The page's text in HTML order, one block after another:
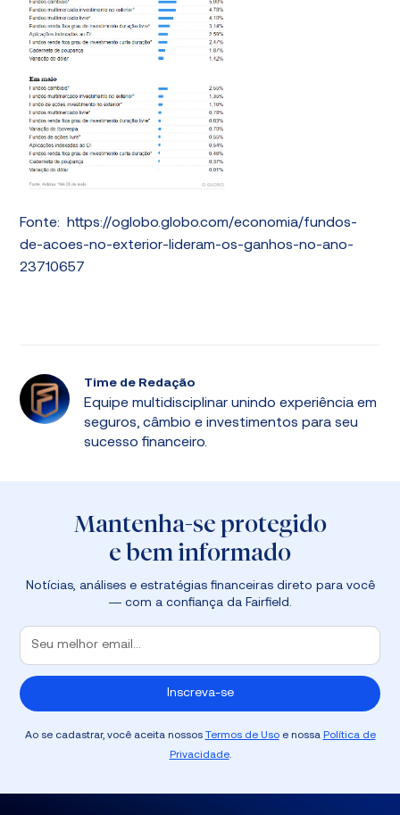
Fonte: https://oglobo.globo.com/economia/fundos-
de-acoes-no-exterior-lideram-os-ganhos-no-ano-
23710657
Time de Redação
Equipe multidisciplinar unindo experiência em
seguros, câmbio e investimentos para seu
sucesso financeiro.
Mantenha-se protegido
e bem informado
Notícias, análises e estratégias financeiras direto para você
— com a confiança da Fairfield.
Ao se cadastrar, você aceita nossos Termos de Usoe nossa Política de
Privacidade.